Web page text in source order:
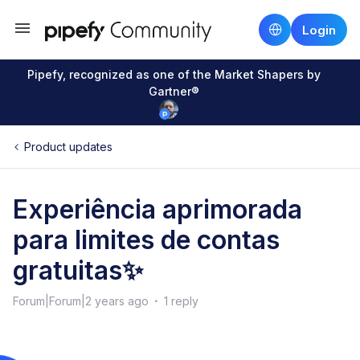
Login
Pipefy, recognized as one of the Market Shapers by
Gartner®
Product updates
Experiência aprimorada
para limites de contas
gratuitas✨
Forum|Forum|2 years ago 1 reply